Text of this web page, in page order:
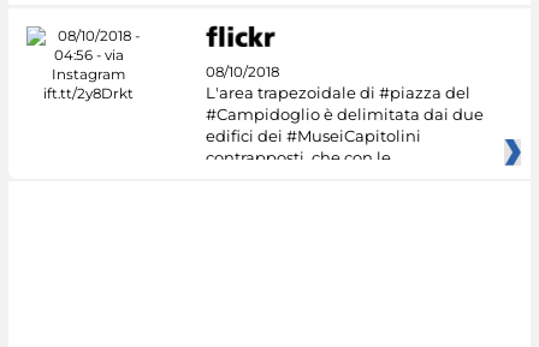
08/10/2018
L'area trapezoidale di #piazza del
#Campidoglio è delimitata dai due
edifici dei #MuseiCapitolini
contrapposti, che con le